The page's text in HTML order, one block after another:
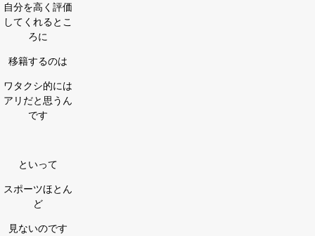
自分を高く評価
してくれるとこ
ろに
移籍するのは
ワタクシ的には
アリだと思うん
です
といって
スポーツほとん
ど
見ないのです